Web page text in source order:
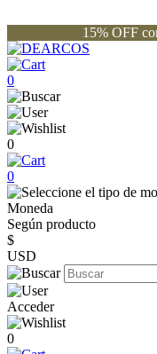
15% OFF
0
0
0
Moneda
Según producto
$
USD
Acceder
0